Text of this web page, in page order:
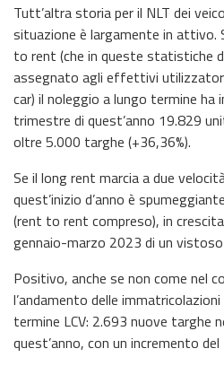
Tutt’altra storia per il NLT dei
situazione è largamente in attivo.
to rent (che in queste statistiche
assegnato agli effettivi
car) il noleggio a lungo termine
trimestre di quest’anno 19.829
oltre 5.000 targhe (+36,36%).
Se il long rent marcia a due
quest’inizio d’anno è
(rent to rent compreso), in
gennaio-marzo 2023 di un
Positivo, anche se non come nel
l’andamento delle
termine LCV: 2.693 nuove targhe
quest’anno, con un incremento